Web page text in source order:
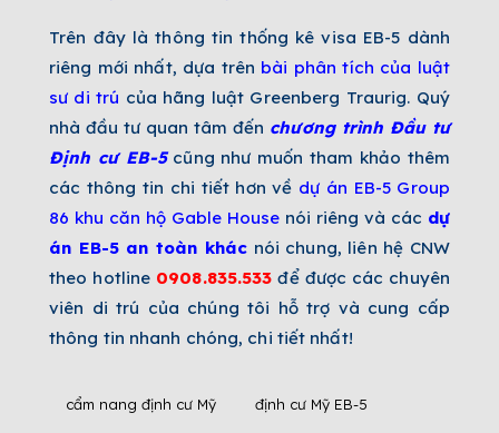
Trên đây là thông tin thống kê visa EB-5 dành
riêng mới nhất, dựa trên bài phân tích của luật
sư di trú của hãng luật Greenberg Traurig. Quý
nhà đầu tư quan tâm đến chương trình Đầu tư
Định cư EB-5 cũng như muốn tham khảo thêm
các thông tin chi tiết hơn về dự án EB-5 Group
86 khu căn hộ Gable House nói riêng và các dự
án EB-5 an toàn khác nói chung, liên hệ CNW
theo hotline 0908.835.533 để được các chuyên
viên di trú của chúng tôi hỗ trợ và cung cấp
thông tin nhanh chóng, chi tiết nhất!
cẩm nang định cư Mỹ định cư Mỹ EB-5